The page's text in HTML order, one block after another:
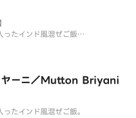
ったインド風混ぜご飯
家庭で食べられます。
作るカレーは絶品ですのでご堪能下
ヤーニ／Mutton Briyani
たインド風混ぜご飯。